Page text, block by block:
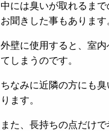
中には臭いが取れるま
お聞きした事もあります
外壁に使用すると、室
てしまうのです。
ちなみに近隣の方にも
ります。
また、長持ちの点だけ